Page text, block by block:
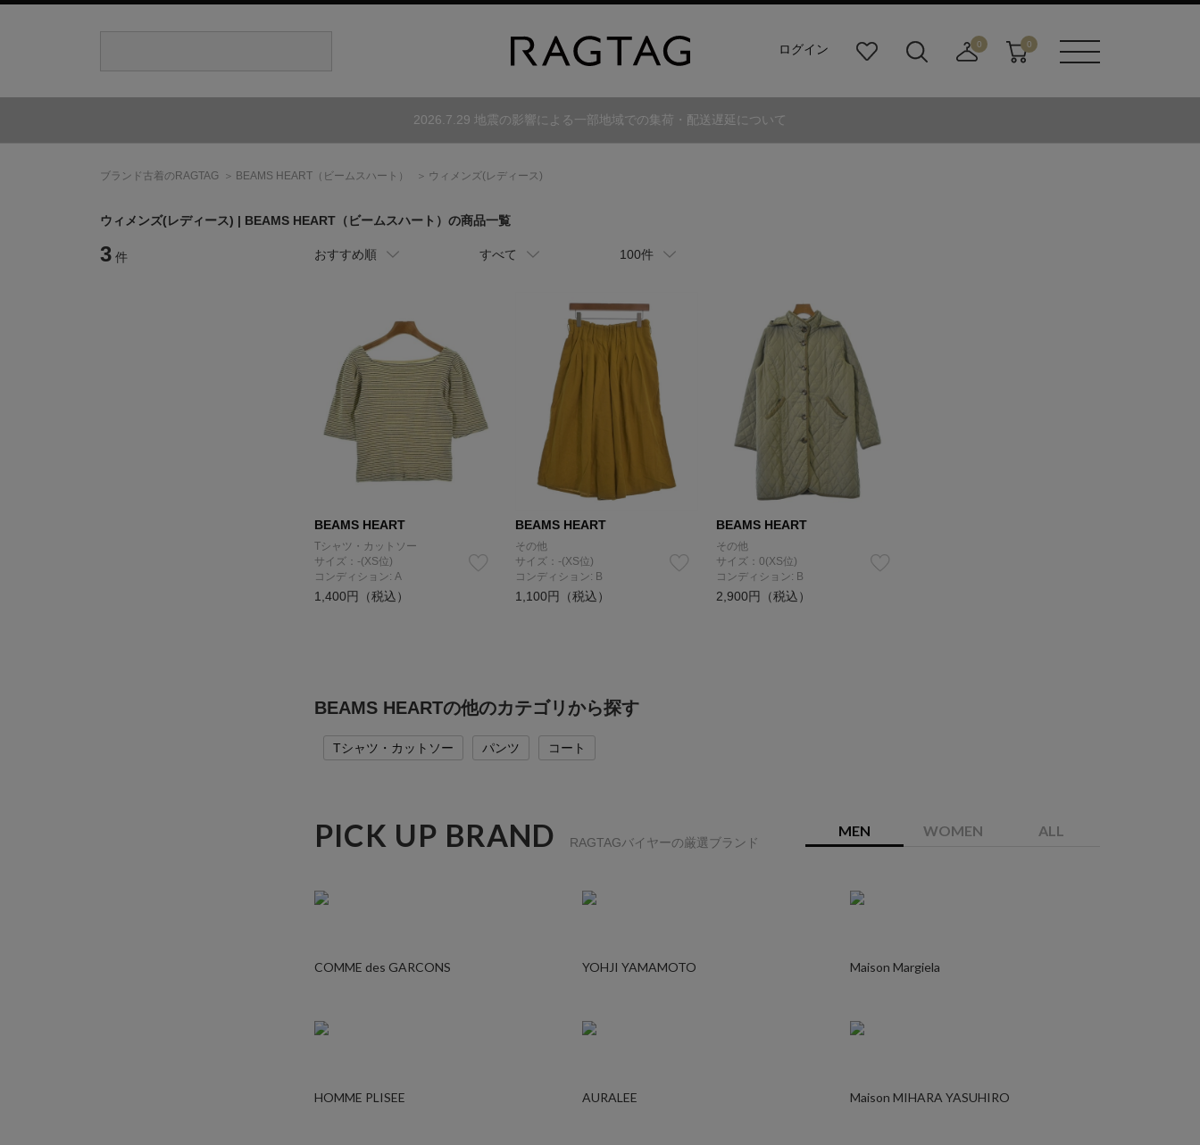
ログイン
り
ダ
0
寄
0
2026.7.29 地震の影響による一部地域での集荷・配送遅延について
ブランド古着のRAGTAG BEAMS HEART （ビームスハート） ウィメンズ(レディース)
ウィメンズ(レディース) | BEAMS HEART （ビームスハート） の商品一覧
3 件 おすすめ順 すべて 100件
BEAMS HEART
Tシャツ・カットソー
サイズ：-(XS位)
コンディション: A
1,400円（税込）
BEAMS HEART
その他
サイズ：-(XS位)
コンディション: B
1,100円（税込）
BEAMS HEART
その他
サイズ：0(XS位)
コンディション: B
2,900円（税込）
BEAMS HEARTの他のカテゴリから探す
Tシャツ・カットソー パンツ コート
PICK UP BRAND RAGTAGバイヤーの厳選ブランド
MEN WOMEN ALL
COMME des GARCONS YOHJI YAMAMOTO Maison Margiela
HOMME PLISEE AURALEE Maison MIHARA YASUHIRO